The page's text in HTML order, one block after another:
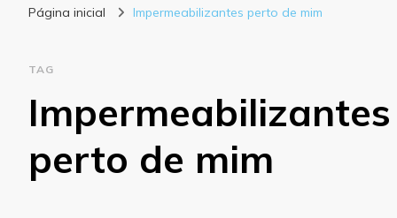
Página inicial Impermeabilizantes perto de mim
TAG
Impermeabilizantes
perto de mim